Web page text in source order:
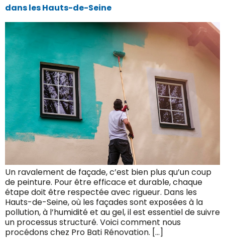
dans les Hauts-de-Seine
Un ravalement de façade, c’est bien plus qu’un coup
de peinture. Pour être efficace et durable, chaque
étape doit être respectée avec rigueur. Dans les
Hauts-de-Seine, où les façades sont exposées à la
pollution, à l’humidité et au gel, il est essentiel de suivre
un processus structuré. Voici comment nous
procédons chez Pro Bati Rénovation. […]